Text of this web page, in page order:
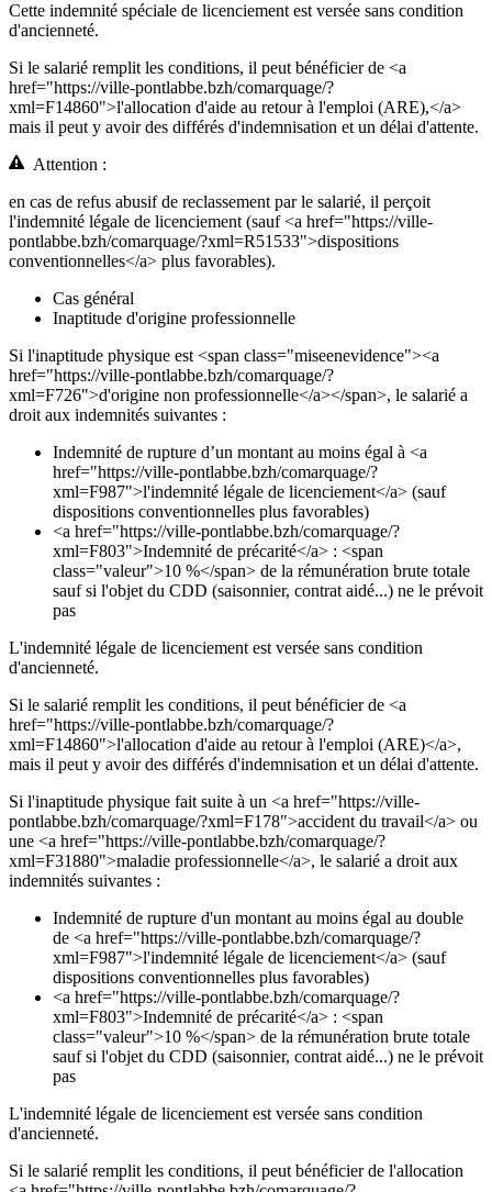
Cette indemnité spéciale de licenciement est versée sans condition
d'ancienneté.
Si le salarié remplit les conditions, il peut bénéficier de <a
href="https://ville-pontlabbe.bzh/comarquage/?
xml=F14860">l'allocation d'aide au retour à l'emploi (ARE),</a>
mais il peut y avoir des différés d'indemnisation et un délai d'attente.
Attention :
en cas de refus abusif de reclassement par le salarié, il perçoit
l'indemnité légale de licenciement (sauf <a href="https://ville-
pontlabbe.bzh/comarquage/?xml=R51533">dispositions
conventionnelles</a> plus favorables).
Cas général
Inaptitude d'origine professionnelle
Si l'inaptitude physique est <span class="miseenevidence"><a
href="https://ville-pontlabbe.bzh/comarquage/?
xml=F726">d'origine non professionnelle</a></span>, le salarié a
droit aux indemnités suivantes :
Indemnité de rupture d’un montant au moins égal à <a
href="https://ville-pontlabbe.bzh/comarquage/?
xml=F987">l'indemnité légale de licenciement</a> (sauf
dispositions conventionnelles plus favorables)
<a href="https://ville-pontlabbe.bzh/comarquage/?
xml=F803">Indemnité de précarité</a> : <span
class="valeur">10 %</span> de la rémunération brute totale
sauf si l'objet du CDD (saisonnier, contrat aidé...) ne le prévoit
pas
L'indemnité légale de licenciement est versée sans condition
d'ancienneté.
Si le salarié remplit les conditions, il peut bénéficier de <a
href="https://ville-pontlabbe.bzh/comarquage/?
xml=F14860">l'allocation d'aide au retour à l'emploi (ARE)</a>,
mais il peut y avoir des différés d'indemnisation et un délai d'attente.
Si l'inaptitude physique fait suite à un <a href="https://ville-
pontlabbe.bzh/comarquage/?xml=F178">accident du travail</a> ou
une <a href="https://ville-pontlabbe.bzh/comarquage/?
xml=F31880">maladie professionnelle</a>, le salarié a droit aux
indemnités suivantes :
Indemnité de rupture d'un montant au moins égal au double
de <a href="https://ville-pontlabbe.bzh/comarquage/?
xml=F987">l'indemnité légale de licenciement</a> (sauf
dispositions conventionnelles plus favorables)
<a href="https://ville-pontlabbe.bzh/comarquage/?
xml=F803">Indemnité de précarité</a> : <span
class="valeur">10 %</span> de la rémunération brute totale
sauf si l'objet du CDD (saisonnier, contrat aidé...) ne le prévoit
pas
L'indemnité légale de licenciement est versée sans condition
d'ancienneté.
Si le salarié remplit les conditions, il peut bénéficier de l'allocation